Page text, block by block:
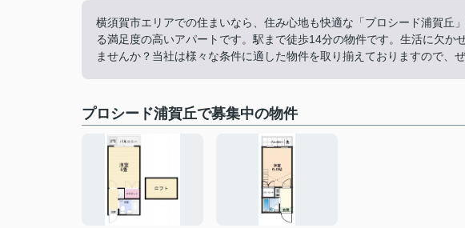
横須賀市エリアでの住まいなら、住み心地も快適な「プロシード浦賀丘
る満足度の高いアパートです。駅まで徒歩14分の物件です。生活に欠か
ませんか？当社は様々な条件に適した物件を取り揃えておりますので、
プロシード浦賀丘で募集中の物件